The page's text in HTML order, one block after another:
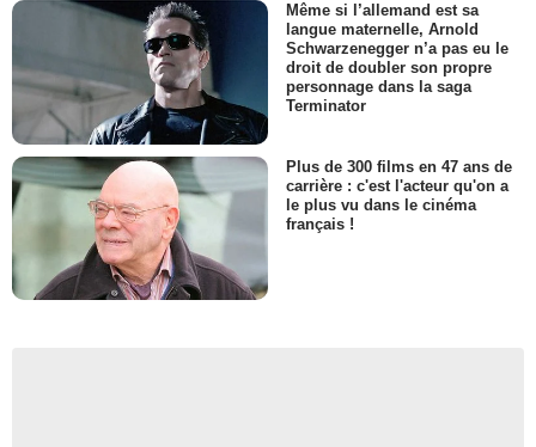
Même si l’allemand est sa
langue maternelle, Arnold
Schwarzenegger n’a pas eu le
droit de doubler son propre
personnage dans la saga
Terminator
Plus de 300 films en 47 ans de
carrière : c'est l'acteur qu'on a
le plus vu dans le cinéma
français !